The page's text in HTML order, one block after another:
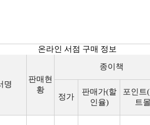
온라인 서점 구매 정보
명
판매현
황
종이책
정가
판매가(할
인율)
포인트
트